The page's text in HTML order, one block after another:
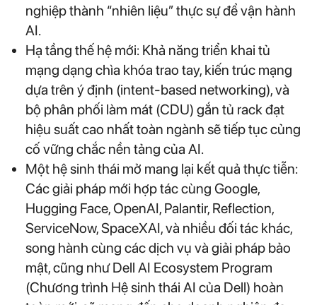
nghiệp thành “nhiên liệu” thực sự để vận hành
AI.
Hạ tầng thế hệ mới: Khả năng triển khai tủ
mạng dạng chìa khóa trao tay, kiến trúc mạng
dựa trên ý định (intent-based networking), và
bộ phân phối làm mát (CDU) gắn tủ rack đạt
hiệu suất cao nhất toàn ngành sẽ tiếp tục củng
cố vững chắc nền tảng của AI.
Một hệ sinh thái mở mang lại kết quả thực tiễn:
Các giải pháp mới hợp tác cùng Google,
Hugging Face, OpenAI, Palantir, Reflection,
ServiceNow, SpaceXAI, và nhiều đối tác khác,
song hành cùng các dịch vụ và giải pháp bảo
mật, cũng như Dell AI Ecosystem Program
(Chương trình Hệ sinh thái AI của Dell) hoàn